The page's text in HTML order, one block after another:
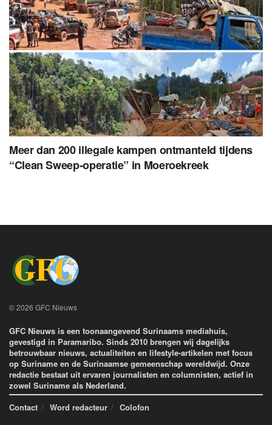
Meer dan 200 illegale kampen ontmanteld tijdens
“Clean Sweep-operatie” in Moeroekreek
© 2026 GFC Nieuws
GFC Nieuws is een toonaangevend Surinaams mediahuis,
gevestigd in Paramaribo. Sinds 2010 brengen wij dagelijks
betrouwbaar nieuws, actualiteiten en lifestyle-artikelen met focus
op Suriname en de Surinaamse gemeenschap wereldwijd. Onze
redactie bestaat uit ervaren journalisten en columnisten, actief in
zowel Suriname als Nederland.
Contact
Word redacteur Colofon